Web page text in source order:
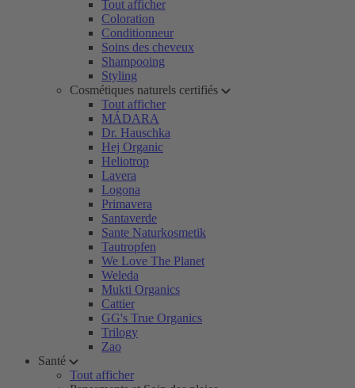
Tout afficher
Coloration
Conditionneur
Soins des cheveux
Shampooing
Styling
Cosmétiques naturels certifiés
Tout afficher
MÁDARA
Dr. Hauschka
Hej Organic
Heliotrop
Lavera
Logona
Primavera
Santaverde
Sante Naturkosmetik
Tautropfen
We Love The Planet
Weleda
Mukti Organics
Cattier
GG's True Organics
Trilogy
Zao
Santé
Tout afficher